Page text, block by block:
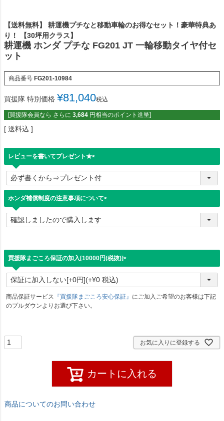
【送料無料】 耕運機プチなと移動車輪のお得なセット！豪華特典あ
り！ 【30坪用クラス】
耕運機 ホンダ プチな FG201 JT 一輪移動タイヤ付セ
ット
商品番号 FG201-10984
買援隊 特別価格 ¥81,040税込
[買援隊会員なら さらに 3,684 円相当のポイント進呈]
送料込
レビューを書いてプレゼント★
(
必
須
ホンダ補償制度の注意事項について
(
須
買援隊まごころ保証の加入[10000円(税抜)]
(
須
)
商品保証サービス 『買援隊まごころ安心保証』 にご加入ご希望のお客様は下記
のプルダウンよりお選び下さい。
お気に入りに登録する
カートに入れる
商品についてのお問い合わせ